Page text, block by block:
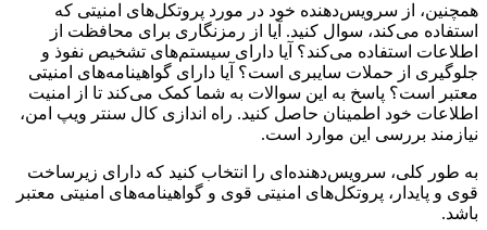
همچنین، از سرویس‌دهنده خود در مورد پروتکل‌های امنیتی که
استفاده می‌کند، سوال کنید. آیا از رمزنگاری برای محافظت از
اطلاعات استفاده می‌کند؟ آیا دارای سیستم‌های تشخیص نفوذ و
جلوگیری از حملات سایبری است؟ آیا دارای گواهینامه‌های امنیتی
معتبر است؟ پاسخ به این سوالات به شما کمک می‌کند تا از امنیت
اطلاعات خود اطمینان حاصل کنید. راه اندازی کال سنتر ویپ امن،
نیازمند بررسی این موارد است.
به طور کلی، سرویس‌دهنده‌ای را انتخاب کنید که دارای زیرساخت
قوی و پایدار، پروتکل‌های امنیتی قوی و گواهینامه‌های امنیتی معتبر
باشد.